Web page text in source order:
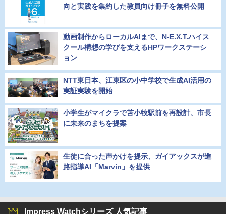
向と実践を集約した教員向け冊子を無料公開
動画制作からローカルAIまで、N-E.X.T.ハイス
クール構想の学びを支えるHPワークステーシ
ョン
NTT東日本、江東区の小中学校で生成AI活用の
実証実験を開始
小学生がマイクラで苫小牧駅前を再設計、市長
に未来のまちを提案
生徒に合った声かけを提示、ガイアックスが進
路指導AI「Marvin」を提供
Impress Watchシリーズ 人気記事